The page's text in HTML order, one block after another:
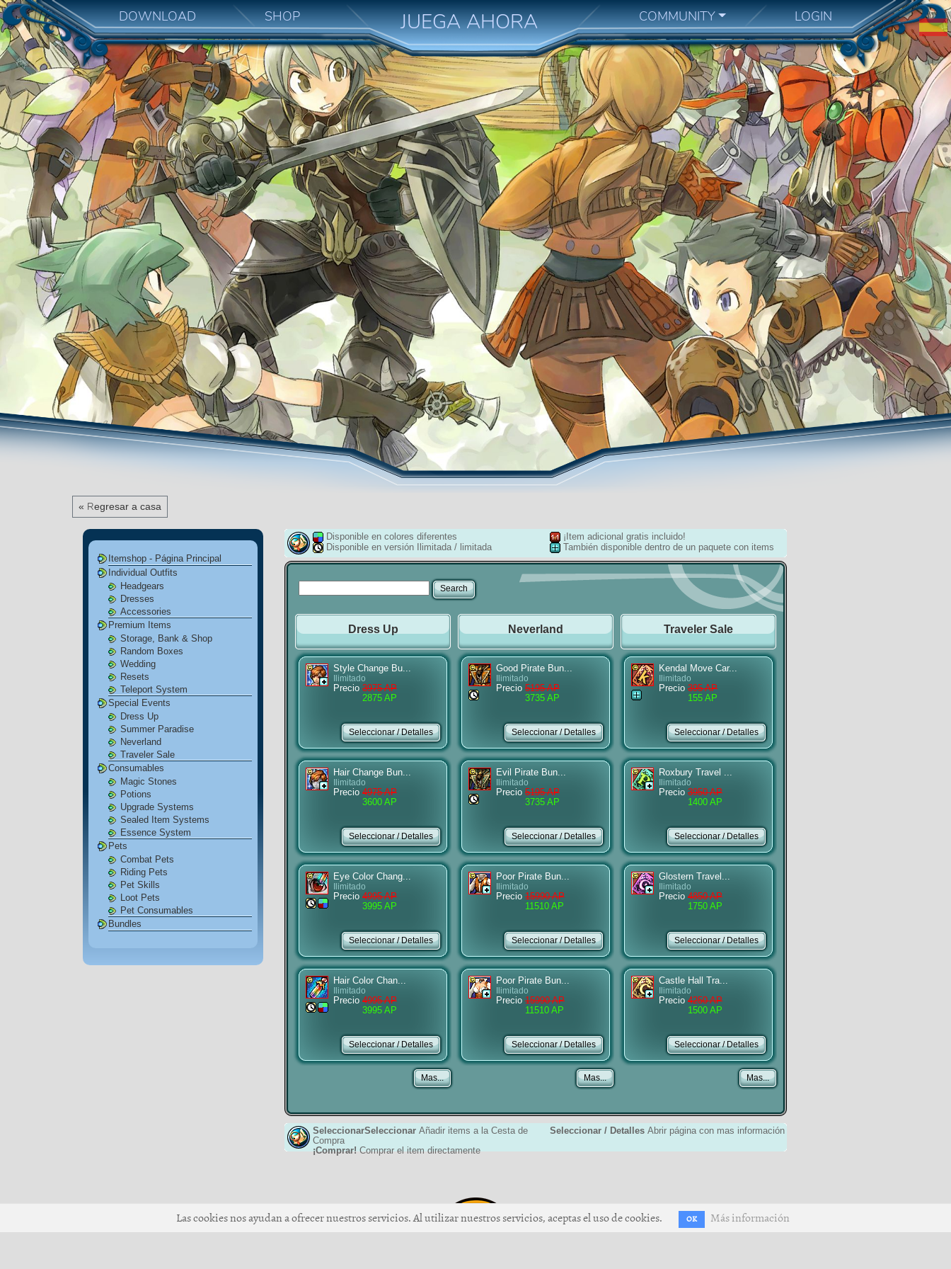
DOWNLOAD SHOP JUEGA AHORA COMMUNITY LOGIN
« Regresar a casa
Itemshop - Página Principal
Individual Outfits
Headgears
Dresses
Accessories
Premium Items
Storage, Bank & Shop
Random Boxes
Wedding
Resets
Teleport System
Special Events
Dress Up
Summer Paradise
Neverland
Traveler Sale
Consumables
Magic Stones
Potions
Upgrade Systems
Sealed Item Systems
Essence System
Pets
Combat Pets
Riding Pets
Pet Skills
Loot Pets
Pet Consumables
Bundles
Disponible en colores diferentes
¡Item adicional gratis incluido!
Disponible en versión Ilimitada / limitada
También disponible dentro de un paquete con items
Dress Up
Style Change Bu...
Ilimitado
Precio 3975 AP
2875 AP
Hair Change Bun...
Ilimitado
Precio 4975 AP
3600 AP
Eye Color Chang...
Ilimitado
Precio 4995 AP
3995 AP
Hair Color Chan...
Ilimitado
Precio 4995 AP
3995 AP
Neverland
Good Pirate Bun...
Ilimitado
Precio 5195 AP
3735 AP
Evil Pirate Bun...
Ilimitado
Precio 5195 AP
3735 AP
Poor Pirate Bun...
Ilimitado
Precio 15990 AP
11510 AP
Poor Pirate Bun...
Ilimitado
Precio 15990 AP
11510 AP
Traveler Sale
Kendal Move Car...
Ilimitado
Precio 395 AP
155 AP
Roxbury Travel ...
Ilimitado
Precio 3950 AP
1400 AP
Glostern Travel...
Ilimitado
Precio 4850 AP
1750 AP
Castle Hall Tra...
Ilimitado
Precio 4250 AP
1500 AP
SeleccionarSeleccionar Añadir items a la Cesta de
Compra
Seleccionar / Detalles Abrir página con mas información
¡Comprar! Comprar el item directamente
Las cookies nos ayudan a ofrecer nuestros servicios. Al utilizar nuestros servicios, aceptas el uso de cookies. OK Más información